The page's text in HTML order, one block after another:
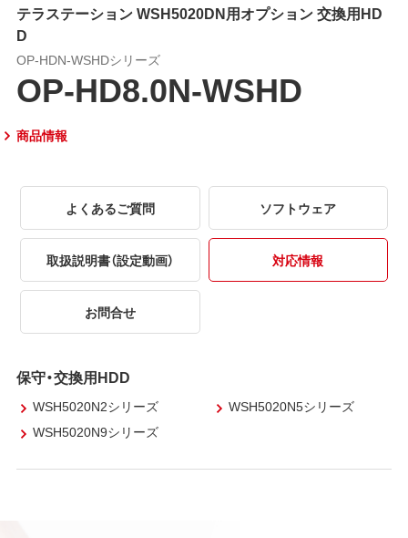
テラステーション WSH5020DN用オプション 交換用HD
D
OP-HDN-WSHDシリーズ
OP-HD8.0N-WSHD
商品情報
よくあるご質問 ソフトウェア
取扱説明書（設定動画） 対応情報
お問合せ
保守・交換用HDD
WSH5020N2シリーズ
WSH5020N5シリーズ
WSH5020N9シリーズ